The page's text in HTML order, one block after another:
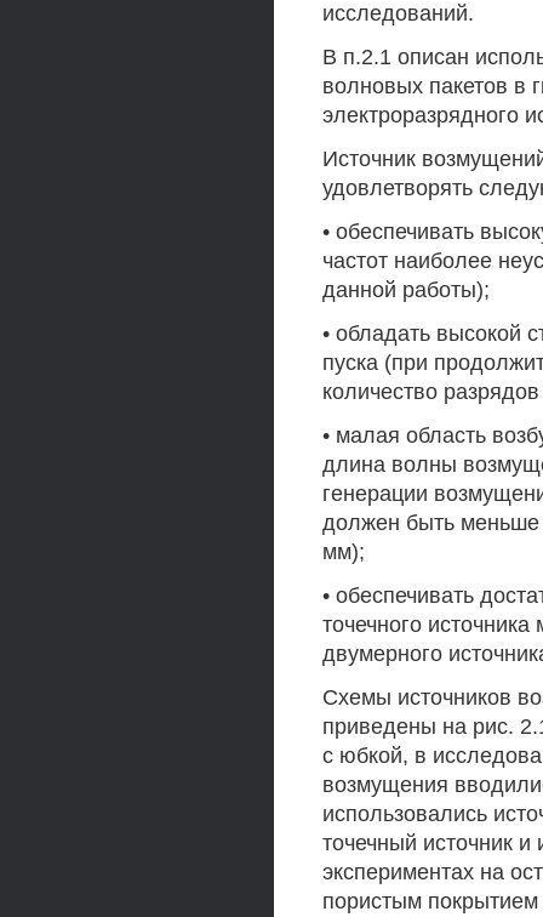
исследований.
В п.2.1 описан
волновых пакетов в
электроразрядного
Источник
удовлетворять
• обеспечивать
частот наиболее
данной работы);
• обладать высокой
пуска (при
количество
• малая область
длина волны
генерации
должен быть
мм);
• обеспечивать
точечного
двумерного
Схемы источников
приведены на рис.
с юбкой, в
возмущения
использовались
точечный источник
экспериментах на
пористым